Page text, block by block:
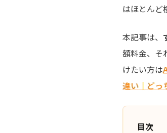
はほとんど
本記事は、
額料金、そ
けたい方は
違い｜どっ
目次